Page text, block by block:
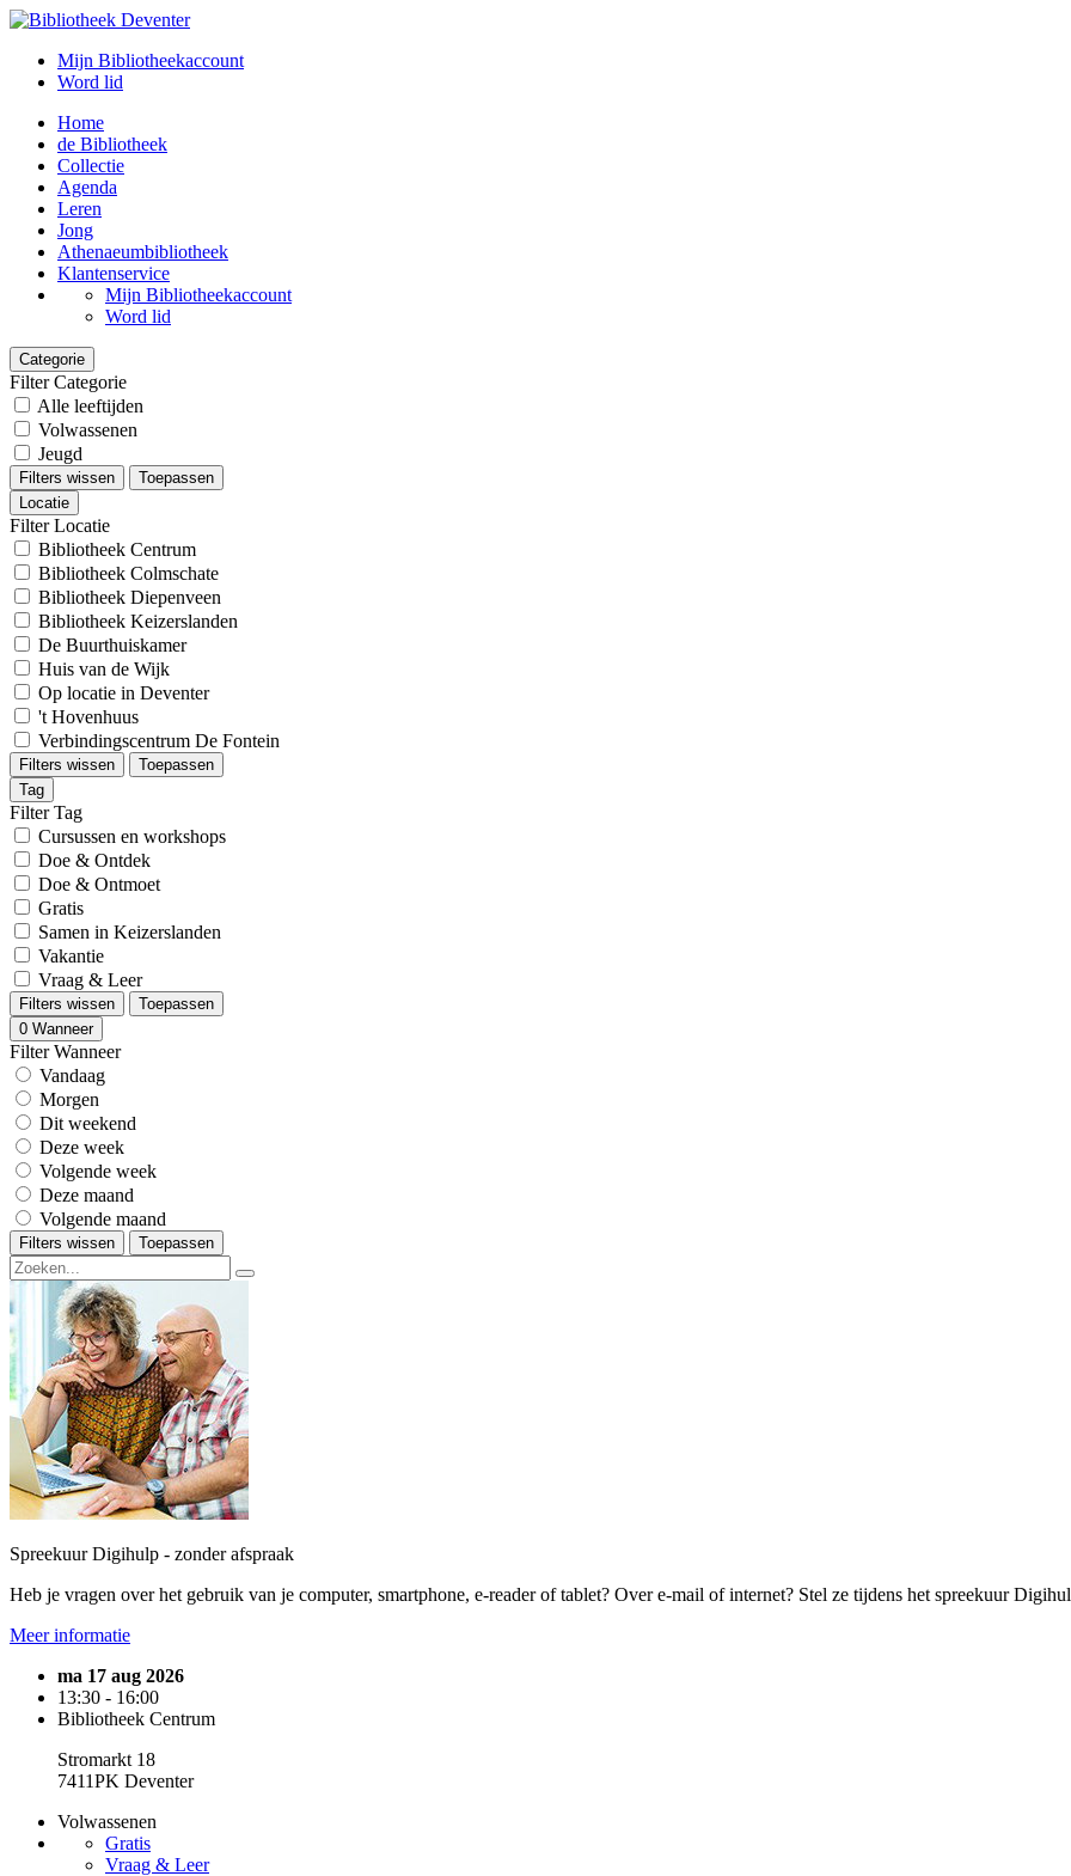
Mijn Bibliotheekaccount
Word lid
Home
de Bibliotheek
Collectie
Agenda
Leren
Jong
Athenaeumbibliotheek
Klantenservice
Mijn Bibliotheekaccount
Word lid
Categorie
Filter Categorie
Alle leeftijden
Volwassenen
Jeugd
Filters wissen
Toepassen
Locatie
Filter Locatie
Bibliotheek Centrum
Bibliotheek Colmschate
Bibliotheek Diepenveen
Bibliotheek Keizerslanden
De Buurthuiskamer
Huis van de Wijk
Op locatie in Deventer
't Hovenhuus
Verbindingscentrum De Fontein
Filters wissen
Toepassen
Tag
Filter Tag
Cursussen en workshops
Doe & Ontdek
Doe & Ontmoet
Gratis
Samen in Keizerslanden
Vakantie
Vraag & Leer
Filters wissen
Toepassen
0 Wanneer
Filter Wanneer
Vandaag
Morgen
Dit weekend
Deze week
Volgende week
Deze maand
Volgende maand
Filters wissen Toepassen
Spreekuur Digihulp - zonder afspraak
Heb je vragen over het gebruik van je computer, smartphone, e-reader of tablet? Over e-mail of internet? Stel ze tijdens het spreekuur
Meer informatie
ma 17 aug 2026
13:30 - 16:00
Bibliotheek Centrum
Stromarkt 18
7411PK Deventer
Volwassenen
Gratis
Vraag & Leer